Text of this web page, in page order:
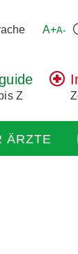
A+A-
Z
ÄRZTE